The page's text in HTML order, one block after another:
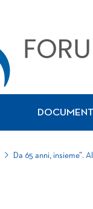
DOCUMENTI
Da 65 anni, insieme”.